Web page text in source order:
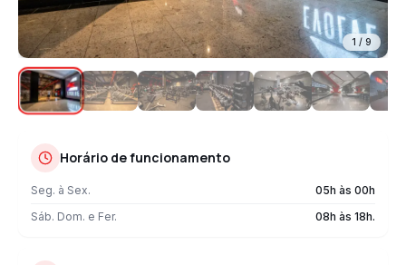
1 / 9
Horário de funcionamento
Seg. à Sex.
05h às 00h
Sáb. Dom. e Fer.
08h às 18h.